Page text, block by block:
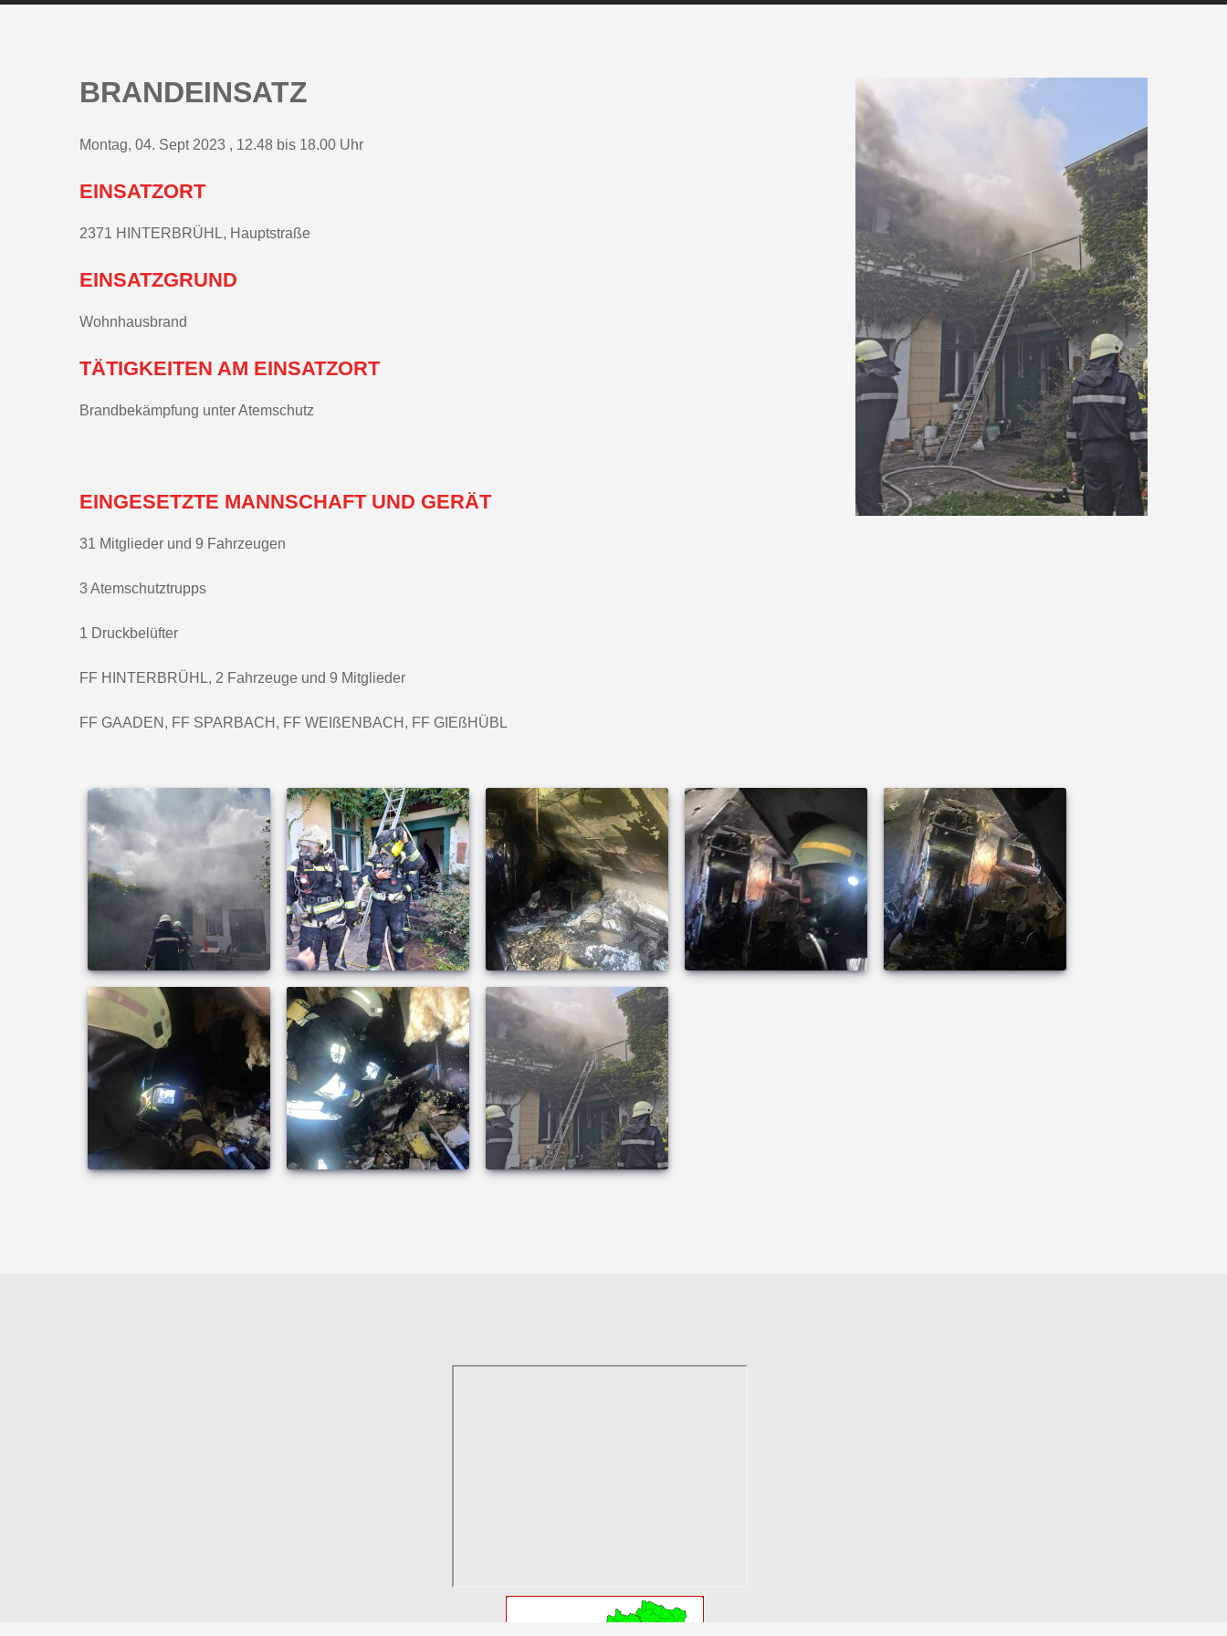
BRANDEINSATZ
Montag, 04. Sept 2023 , 12.48 bis 18.00 Uhr
EINSATZORT
2371 HINTERBRÜHL, Hauptstraße
EINSATZGRUND
Wohnhausbrand
TÄTIGKEITEN AM EINSATZORT
Brandbekämpfung unter Atemschutz
EINGESETZTE MANNSCHAFT UND GERÄT
31 Mitglieder und 9 Fahrzeugen
3 Atemschutztrupps
1 Druckbelüfter
FF HINTERBRÜHL, 2 Fahrzeuge und 9 Mitglieder
FF GAADEN, FF SPARBACH, FF WEIßENBACH, FF GIEßHÜBL